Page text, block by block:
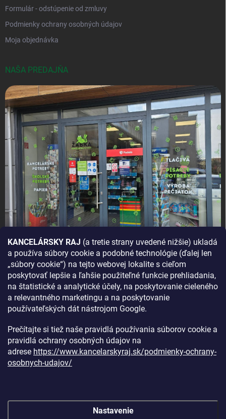
KANCELÁRSKY RAJ (a tretie strany uvedené nižšie) ukladá
a používa súbory cookie a podobné technológie (ďalej len
„súbory cookie“) na tejto webovej lokalite s cieľom
poskytovať lepšie a ľahšie použiteľné funkcie prehliadania,
na štatistické a analytické účely, na poskytovanie cieleného
a relevantného marketingu a na poskytovanie
používateľských dát nástrojom Google.
Prečítajte si tiež naše pravidlá používania súborov cookie a
pravidlá ochrany osobných údajov na
adrese https://www.kancelarskyraj.sk/podmienky-ochrany-
osobnych-udajov/
Nastavenie
Formulár - odstúpenie od zmluvy
Podmienky ochrany osobných údajov
Moja objednávka
NAŠA PREDAJŇA
AKO SA K NÁM DOSTANETE?